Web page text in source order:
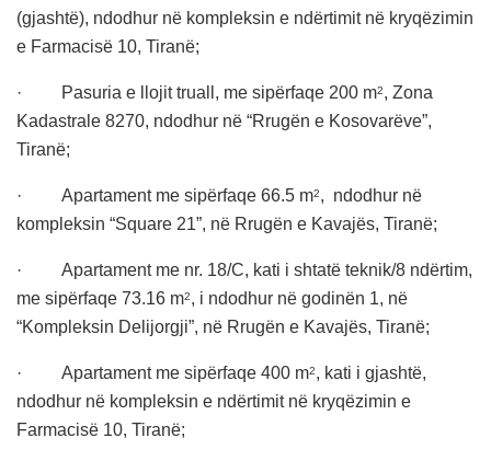
(gjashtë), ndodhur në kompleksin e ndërtimit në kryqëzimin
e Farmacisë 10, Tiranë;
· Pasuria e llojit truall, me sipërfaqe 200 m2, Zona
Kadastrale 8270, ndodhur në “Rrugën e Kosovarëve”,
Tiranë;
· Apartament me sipërfaqe 66.5 m2, ndodhur në
kompleksin “Square 21”, në Rrugën e Kavajës, Tiranë;
· Apartament me nr. 18/C, kati i shtatë teknik/8 ndërtim,
me sipërfaqe 73.16 m2, i ndodhur në godinën 1, në
“Kompleksin Delijorgji”, në Rrugën e Kavajës, Tiranë;
· Apartament me sipërfaqe 400 m2, kati i gjashtë,
ndodhur në kompleksin e ndërtimit në kryqëzimin e
Farmacisë 10, Tiranë;